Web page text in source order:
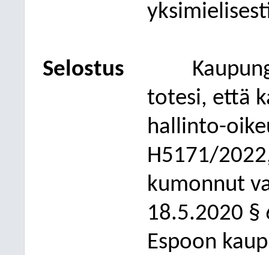
Selostus
totesi, että
hallinto-
H5171/
kumonnut
18.5.2020 §
Espoon